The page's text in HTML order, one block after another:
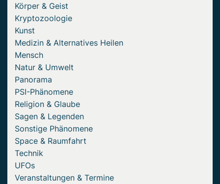
Körper & Geist
Kryptozoologie
Kunst
Medizin & Alternatives Heilen
Mensch
Natur & Umwelt
Panorama
PSI-Phänomene
Religion & Glaube
Sagen & Legenden
Sonstige Phänomene
Space & Raumfahrt
Technik
UFOs
Veranstaltungen & Termine